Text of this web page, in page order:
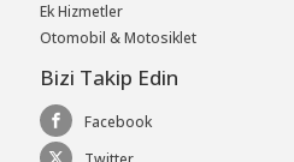
Ek Hizmetler
Otomobil & Motosiklet
Bizi Takip Edin
Facebook